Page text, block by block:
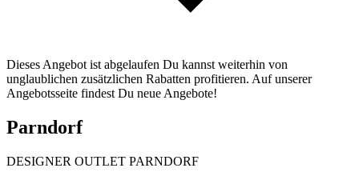
Dieses Angebot ist abgelaufen Du kannst weiterhin von
unglaublichen zusätzlichen Rabatten profitieren. Auf unserer
Angebotsseite findest Du neue Angebote!
Parndorf
DESIGNER OUTLET PARNDORF